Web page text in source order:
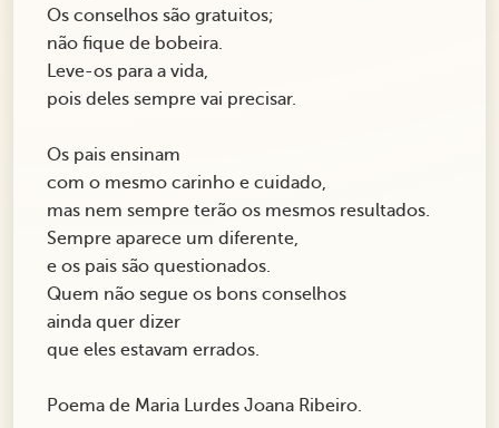
Os conselhos são gratuitos;
não fique de bobeira.
Leve-os para a vida,
pois deles sempre vai precisar.
Os pais ensinam
com o mesmo carinho e cuidado,
mas nem sempre terão os mesmos resultados.
Sempre aparece um diferente,
e os pais são questionados.
Quem não segue os bons conselhos
ainda quer dizer
que eles estavam errados.
Poema de Maria Lurdes Joana Ribeiro.